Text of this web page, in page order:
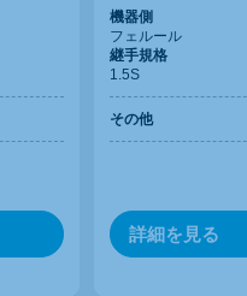
機器側
フェルール
継手規格
1.5S
その他
詳細を見る